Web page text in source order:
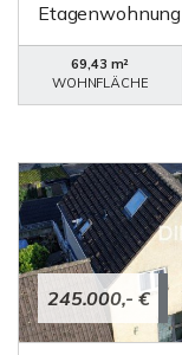
Etagenwohnung
69,43 m²
WOHNFLÄCHE
245.000,- €